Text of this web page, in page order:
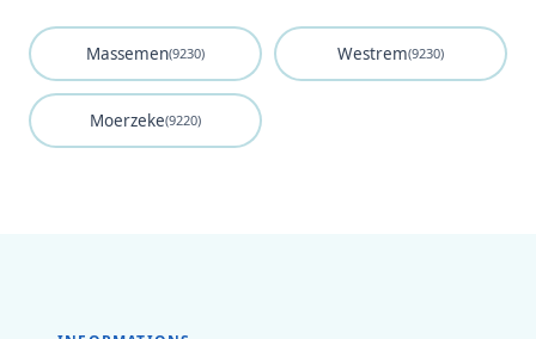
Massemen(9230) Westrem(9230)
Moerzeke(9220)